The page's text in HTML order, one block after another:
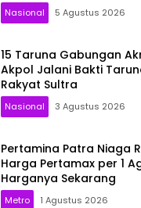
Nasional 5 Agustus 2026
15 Taruna Gabungan
Akpol Jalani Bakti
Rakyat Sultra
Nasional 3 Agustus 2026
Pertamina Patra Niaga
Harga Pertamax per 1
Harganya Sekarang
Metro 1 Agustus 2026